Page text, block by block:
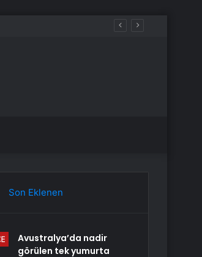
Son Eklenen
Avustralya’da nadir
görülen tek yumurta